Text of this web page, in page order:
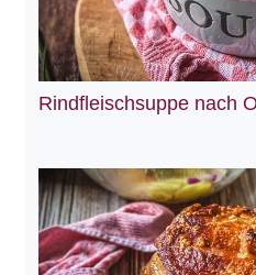
Rindfleischsuppe nach